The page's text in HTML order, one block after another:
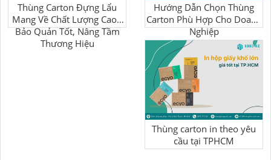
Thùng Carton Đựng Lẩu
Mang Về Chất Lượng Cao -
Bảo Quản Tốt, Nâng Tầm
Thương Hiệu
Hướng Dẫn Chọn Thùng
Carton Phù Hợp Cho Doanh
Nghiệp
Thùng carton in theo yêu
cầu tại TPHCM